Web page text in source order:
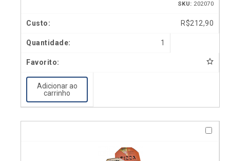
SKU: 202070
R$212,90
1
Adicionar ao
carrinho